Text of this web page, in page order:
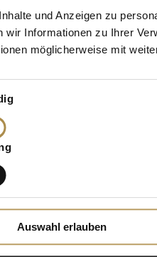
und Anzeigen zu
wir Informationen zu Ihrer
möglicherweise mit
Auswahl erlauben